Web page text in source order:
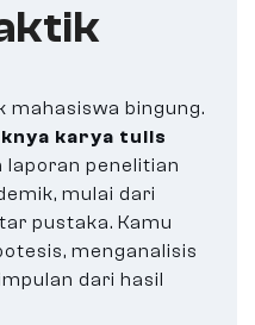
mahasiswa bingung.
karya tulis
laporan penelitian
mulai dari
pustaka. Kamu
menganalisis
dari hasil